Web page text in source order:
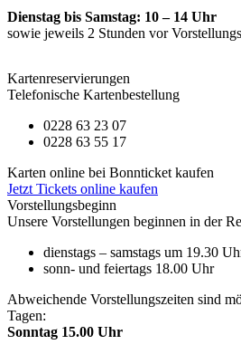
Dienstag bis Samstag: 10 – 14 Uhr
sowie jeweils 2 Stunden vor
Kartenreservierungen
Telefonische Kartenbestellung
0228 63 23 07
0228 63 55 17
Karten online bei Bonnticket kaufen
Jetzt Tickets online kaufen
Vorstellungsbeginn
Unsere Vorstellungen beginnen in der
dienstags – samstags um 19.30
sonn- und feiertags 18.00 Uhr
Abweichende Vorstellungszeiten sind
Tagen:
Sonntag 15.00 Uhr